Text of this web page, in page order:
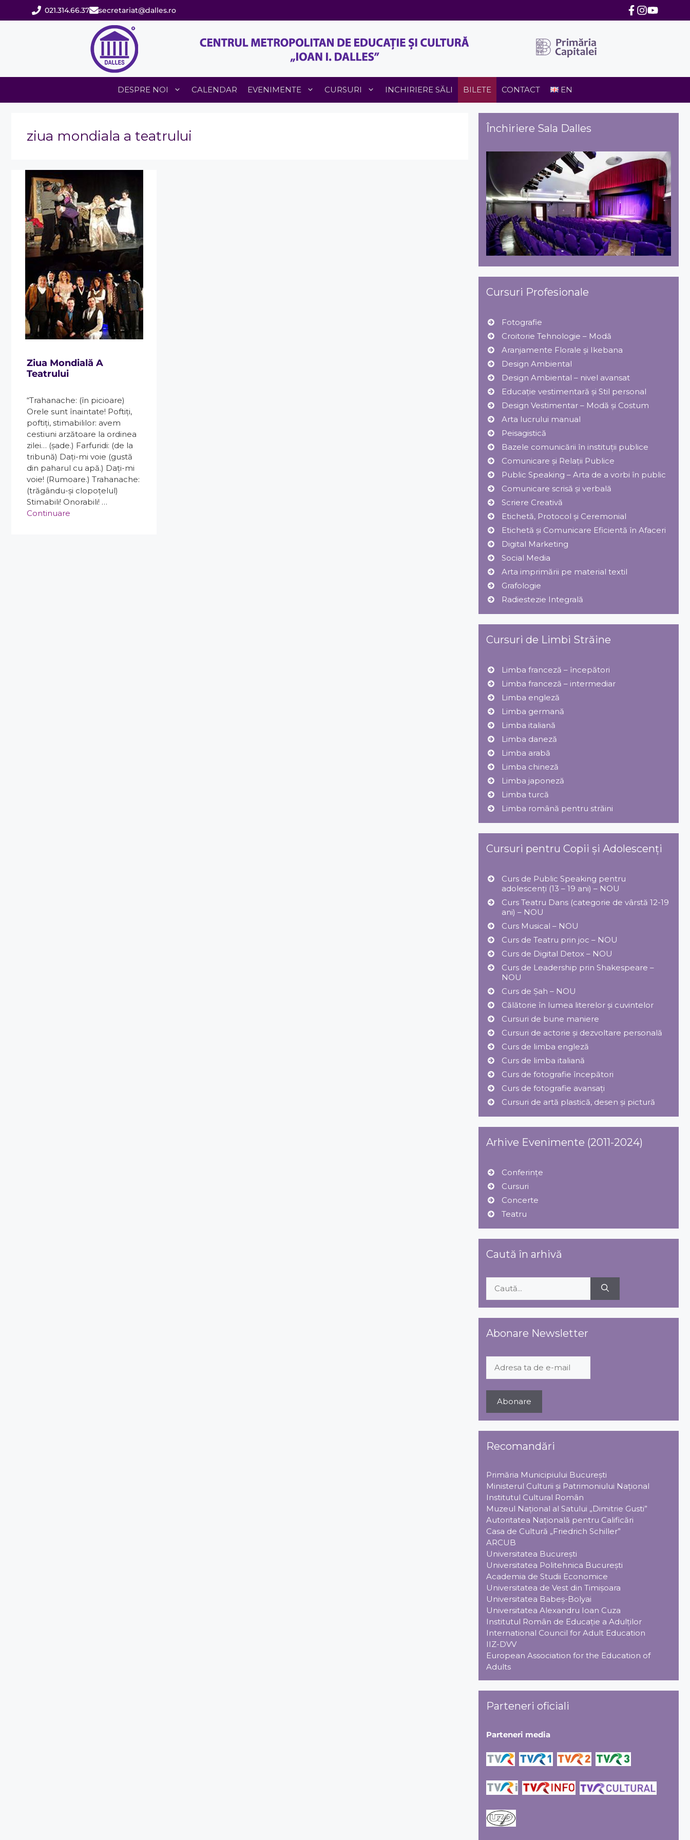
021.314.66.37 secretariat@dalles.ro
DESPRE NOI CALENDAR EVENIMENTE CURSURI INCHIRIERE SĂLI BILETE CONTACT EN
ziua mondiala a teatrului
Ziua Mondială A
Teatrului
“Trahanache: (în picioare)
Orele sunt înaintate! Poftiţi,
poftiţi, stimabililor: avem
cestiuni arzătoare la ordinea
zilei… (şade.) Farfuridi: (de la
tribună) Daţi-mi voie (gustă
din paharul cu apă.) Daţi-mi
voie! (Rumoare.) Trahanache:
(trăgându-şi clopoţelul)
Stimabili! Onorabili! …
Continuare
Închiriere Sala Dalles
Cursuri Profesionale
Fotografie
Croitorie Tehnologie – Modă
Aranjamente Florale şi Ikebana
Design Ambiental
Design Ambiental – nivel avansat
Educație vestimentară și Stil personal
Design Vestimentar – Modă şi Costum
Arta lucrului manual
Peisagistică
Bazele comunicării în instituții publice
Comunicare și Relaţii Publice
Public Speaking – Arta de a vorbi în public
Comunicare scrisă și verbală
Scriere Creativă
Etichetă, Protocol şi Ceremonial
Etichetă și Comunicare Eficientă în Afaceri
Digital Marketing
Social Media
Arta imprimării pe material textil
Grafologie
Radiestezie Integrală
Cursuri de Limbi Străine
Limba franceză – începători
Limba franceză – intermediar
Limba engleză
Limba germană
Limba italiană
Limba daneză
Limba arabă
Limba chineză
Limba japoneză
Limba turcă
Limba română pentru străini
Cursuri pentru Copii și Adolescenți
Curs de Public Speaking pentru
adolescenți (13 – 19 ani) – NOU
Curs Teatru Dans (categorie de vârstă 12-19
ani) – NOU
Curs Musical – NOU
Curs de Teatru prin joc – NOU
Curs de Digital Detox – NOU
Curs de Leadership prin Shakespeare –
NOU
Curs de Șah – NOU
Călătorie în lumea literelor și cuvintelor
Cursuri de bune maniere
Cursuri de actorie și dezvoltare personală
Curs de limba engleză
Curs de limba italiană
Curs de fotografie începători
Curs de fotografie avansați
Cursuri de artă plastică, desen și pictură
Arhive Evenimente (2011-2024)
Conferințe
Cursuri
Concerte
Teatru
Caută în arhivă
după:
Abonare Newsletter
Recomandări
Primăria Municipiului Bucureşti
Ministerul Culturii şi Patrimoniului Naţional
Institutul Cultural Român
Muzeul Național al Satului „Dimitrie Gusti”
Autoritatea Națională pentru Calificări
Casa de Cultură „Friedrich Schiller”
ARCUB
Universitatea Bucureşti
Universitatea Politehnica Bucureşti
Academia de Studii Economice
Universitatea de Vest din Timişoara
Universitatea Babeş-Bolyai
Universitatea Alexandru Ioan Cuza
Institutul Român de Educaţie a Adulţilor
International Council for Adult Education
IIZ-DVV
European Association for the Education of
Adults
Parteneri oficiali
Parteneri media